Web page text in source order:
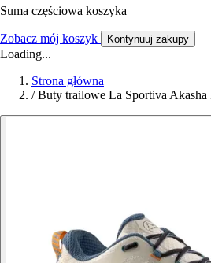
Suma częściowa koszyka
Zobacz mój koszyk Kontynuuj zakupy
Loading...
Strona główna
/ Buty trailowe La Sportiva Akasha